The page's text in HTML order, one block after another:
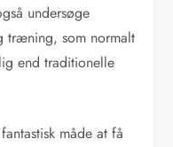
undersøge
træning, som normalt
end traditionelle
måde at få